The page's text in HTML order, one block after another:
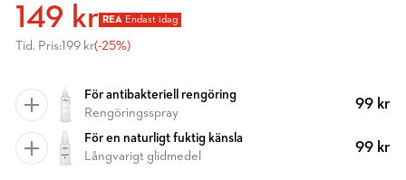
149 kr REA Endast idag
Tid. Pris:199 kr(-25%)
För antibakteriell rengöring
Rengöringsspray
99 kr
För en naturligt fuktig känsla
Långvarigt glidmedel
99 kr